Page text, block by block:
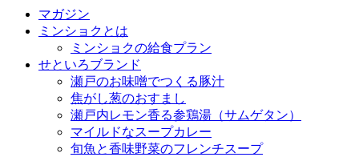
マガジン
ミンショクとは
ミンショクの給食プラン
せといろブランド
瀬戸のお味噌でつくる豚汁
焦がし葱のおすまし
瀬戸内レモン香る参鶏湯（サムゲタン）
マイルドなスープカレー
旬魚と香味野菜のフレンチスープ